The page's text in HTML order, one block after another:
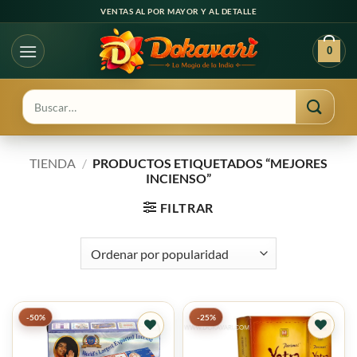
contenido
VENTAS AL POR MAYOR Y AL DETALLE
0
Buscar
por:
TIENDA / PRODUCTOS ETIQUETADOS “MEJORES
INCIENSO”
FILTRAR
-50%
Agregar
a
-25%
Agregar
a